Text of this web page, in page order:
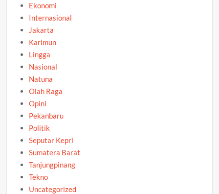
Ekonomi
Internasional
Jakarta
Karimun
Lingga
Nasional
Natuna
Olah Raga
Opini
Pekanbaru
Politik
Seputar Kepri
Sumatera Barat
Tanjungpinang
Tekno
Uncategorized